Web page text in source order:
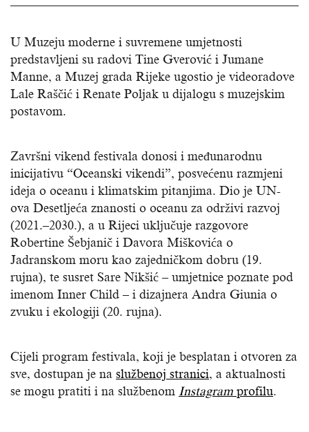
U Muzeju moderne i suvremene umjetnosti
predstavljeni su radovi Tine Gverović i Jumane
Manne, a Muzej grada Rijeke ugostio je videoradove
Lale Raščić i Renate Poljak u dijalogu s muzejskim
postavom.
Završni vikend festivala donosi i međunarodnu
inicijativu “Oceanski vikendi”, posvećenu razmjeni
ideja o oceanu i klimatskim pitanjima. Dio je UN-
ova Desetljeća znanosti o oceanu za održivi razvoj
(2021.–2030.), a u Rijeci uključuje razgovore
Robertine Šebjanič i Davora Miškovića o
Jadranskom moru kao zajedničkom dobru (19.
rujna), te susret Sare Nikšić – umjetnice poznate pod
imenom Inner Child – i dizajnera Andra Giunia o
zvuku i ekologiji (20. rujna).
Cijeli program festivala, koji je besplatan i otvoren za
sve, dostupan je na službenoj stranici, a aktualnosti
se mogu pratiti i na službenom Instagram profilu.